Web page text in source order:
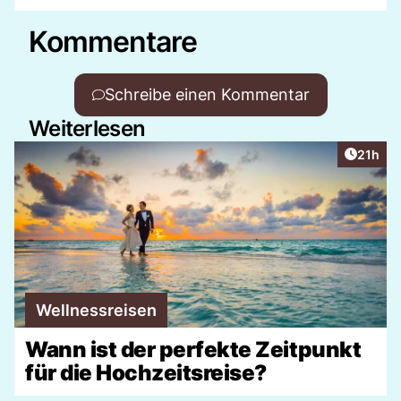
Kommentare
Schreibe einen Kommentar
Weiterlesen
Artikel
21h
Wellnessreisen
Wann ist der perfekte Zeitpunkt
für die Hochzeitsreise?